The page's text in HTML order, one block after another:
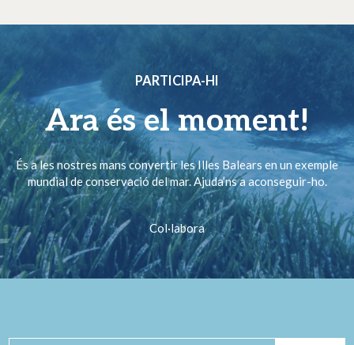
PARTICIPA-HI
Ara és el moment!
És a les nostres mans convertir les Illes Balears en un exemple
mundial de conservació del mar. Ajuda’ns a aconseguir-ho.
Col·labora